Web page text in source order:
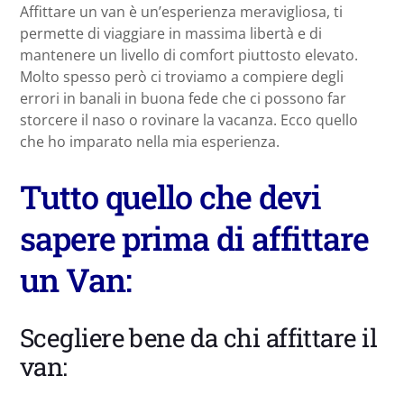
Affittare un van è un’esperienza meravigliosa, ti
permette di viaggiare in massima libertà e di
mantenere un livello di comfort piuttosto elevato.
Molto spesso però ci troviamo a compiere degli
errori in banali in buona fede che ci possono far
storcere il naso o rovinare la vacanza. Ecco quello
che ho imparato nella mia esperienza.
Tutto quello che devi
sapere prima di affittare
un Van:
Scegliere bene da chi affittare il
van: